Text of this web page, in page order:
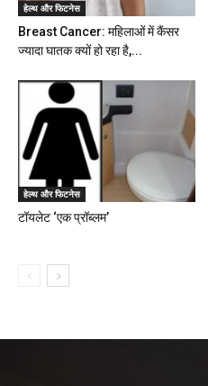
हेल्थ और फिटनेस
Breast Cancer: महिलाओं में कैंसर
ज्यादा घातक क्यों हो रहा है,...
हेल्थ और फिटनेस
टॉयलेट ‘एक प्रॉब्लम’